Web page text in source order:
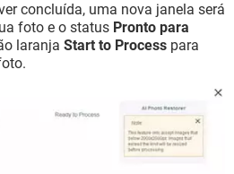
concluída, uma nova janela será
foto e o status Pronto para
laranja Start to Process para